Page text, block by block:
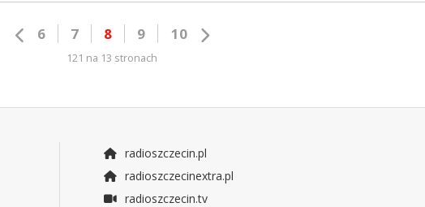
6 7 8 9 10
121 na 13 stronach
radioszczecin.pl
radioszczecinextra.pl
radioszczecin.tv